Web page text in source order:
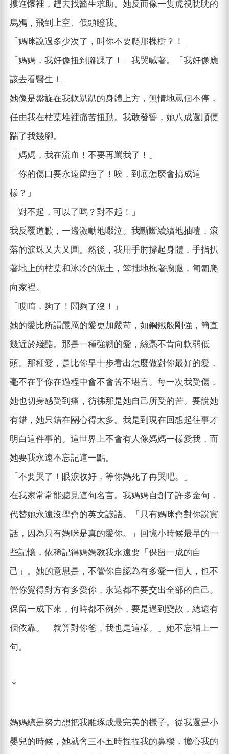
摟進懷裡，趕去找醫生求助。她反而像一隻虎視眈眈的
烏鴉，飛到上空、低頭瞪我。
「媽咪說過多少次了，叫你不要爬那棵樹？！」
「媽媽，我好像扭到腳踝了！」我哭喊著。「我好像應
該去看醫生！」
她像是盤旋在我軟趴趴的身體上方，無情地罵個不停，
任由我在枯葉堆裡痛苦扭動。我敢發誓，她八成還順便
踹了我幾腳。
「媽媽，我在流血！不要再罵我了！」
「你的傷口要永遠留疤了！唉，到底怎麼會搞成這
樣？」
「對不起，可以了嗎？對不起！」
我反覆道歉，一邊激動地啜泣。我斷斷續續地抽噎，滾
落的淚珠又大又圓。然後，我用手肘撐起身體，手指扒
著地上的枯葉和冰冷的泥土，笨拙地拖著瘸腿，匍匐爬
向家裡。
「哎唷，夠了！鬧夠了沒！」
她的愛比所謂嚴厲的愛更加嚴苛，如鋼鐵般剛強，簡直
幾近於殘酷。那是一種強韌的愛，絲毫不肯向軟弱低
頭。那種愛，是比你早十步看出怎麼做對你最好的愛，
毫不在乎你在過程中會不會苦不堪言。每一次我受傷，
她也切身感受到痛，彷彿那是她自己所受的苦。要說她
有錯，她只錯在關心得太多。我是到現在回想起往事才
明白這件事的。這世界上不會有人像媽媽一樣愛我，而
她要我永遠不忘記這一點。
「不要哭了！眼淚收好，等你媽死了再哭吧。」
在我家常常能聽見這句名言。我媽媽自創了許多金句，
代替她永遠沒學會的英文諺語。「只有媽咪會對你說實
話，因為只有媽咪是真的愛你。」回憶小時候最早的一
些記憶，依稀記得媽媽教我永遠要「保留一成的自
己」。她的意思是，不管你自認為有多愛一個人，也不
管你覺得對方有多愛你，永遠都不要交出全部的自己。
保留一成下來，何時都不例外，要是遇到變故，總還有
個依靠。「就算對你爸，我也是這樣。」她不忘補上一
句。
＊
媽媽總是努力想把我雕琢成最完美的樣子。從我還是小
嬰兒的時候，她就會三不五時捏捏我的鼻樑，擔心我的